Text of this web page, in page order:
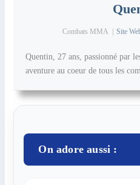
Combats MMA Site
Quentin, 27 ans, passionné par
aventure au coeur de tous les
On adore aussi :